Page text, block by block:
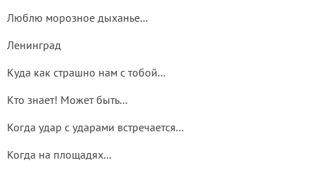
Люблю морозное дыханье...
Ленинград
Куда как страшно нам с тобой...
Кто знает! Может быть...
Когда удар с ударами встречается...
Когда на площадях...